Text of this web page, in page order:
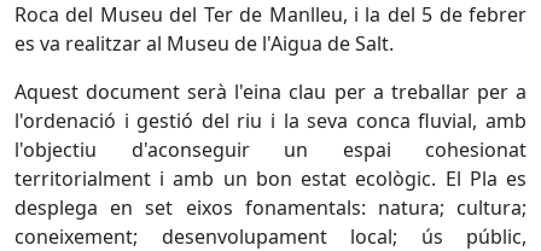
Roca del Museu del Ter de Manlleu, i la del 5 de febrer
es va realitzar al Museu de l'Aigua de Salt.
Aquest document serà l'eina clau per a treballar per a
l'ordenació i gestió del riu i la seva conca fluvial, amb
l'objectiu d'aconseguir un espai cohesionat
territorialment i amb un bon estat ecològic. El Pla es
desplega en set eixos fonamentals: natura; cultura;
coneixement; desenvolupament local; ús públic,